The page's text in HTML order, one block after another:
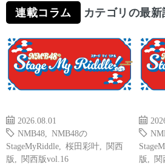
連載コラム カテゴリの最
2026.08.01
NMB48
NMB48の
StageMyRiddle
桜田彩叶
関西
版
関西版vol.16
版
関